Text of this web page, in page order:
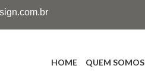
HOME QUEM SOMOS